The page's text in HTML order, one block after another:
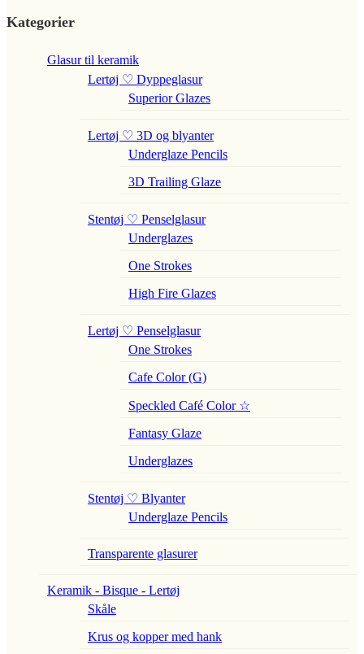
Kategorier
Glasur til keramik
Lertøj ♡ Dyppeglasur
Superior Glazes
Lertøj ♡ 3D og blyanter
Underglaze Pencils
3D Trailing Glaze
Stentøj ♡ Penselglasur
Underglazes
One Strokes
High Fire Glazes
Lertøj ♡ Penselglasur
One Strokes
Cafe Color (G)
Speckled Café Color ☆
Fantasy Glaze
Underglazes
Stentøj ♡ Blyanter
Underglaze Pencils
Transparente glasurer
Keramik - Bisque - Lertøj
Skåle
Krus og kopper med hank